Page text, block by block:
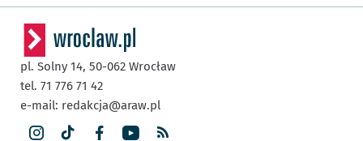
pl. Solny 14, 50-062 Wrocław
tel. 71 776 71 42
e-mail: redakcja@araw.pl